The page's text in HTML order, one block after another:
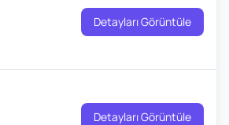
Detayları Görüntüle
Detayları Görüntüle